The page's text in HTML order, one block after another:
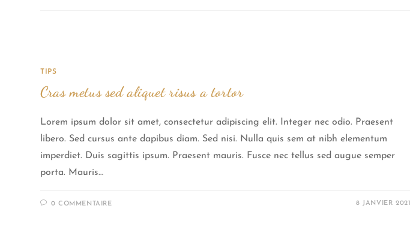
TIPS
Cras metus sed aliquet risus a tortor
Lorem ipsum dolor sit amet, consectetur adipiscing elit. Integer nec odio. Praesent
libero. Sed cursus ante dapibus diam. Sed nisi. Nulla quis sem at nibh elementum
imperdiet. Duis sagittis ipsum. Praesent mauris. Fusce nec tellus sed augue semper
porta. Mauris…
0 COMMENTAIRE 8 JANVIER 2021